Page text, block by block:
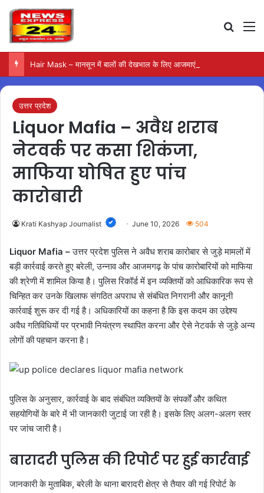
Hair Mask – मानसून में बालों की देखभाल के लिए आजमाएं अंडे का मास्क
उत्तर प्रदेश
Liquor Mafia – अवैध शराब
नेटवर्क पर कसा शिकंजा,
माफिया घोषित हुए पांच
कारोबारी
Krati Kashyap Journalist June 10, 2026 504
Liquor Mafia –उत्तर प्रदेश पुलिस ने अवैध शराब कारोबार से जुड़े मामलों में
बड़ी कार्रवाई करते हुए बरेली, उन्नाव और आजमगढ़ के पांच कारोबारियों को माफिया
की श्रेणी में शामिल किया है। पुलिस रिकॉर्ड में इन व्यक्तियों को आधिकारिक रूप से
चिन्हित कर उनके खिलाफ संगठित अपराध से संबंधित निगरानी और कानूनी
कार्रवाई शुरू कर दी गई है। अधिकारियों का कहना है कि इस कदम का उद्देश्य
अवैध गतिविधियों पर प्रभावी नियंत्रण स्थापित करना और ऐसे नेटवर्क से जुड़े अन्य
लोगों की पहचान करना है।
पुलिस के अनुसार, कार्रवाई के बाद संबंधित व्यक्तियों के संपर्कों और कथित
सहयोगियों के बारे में भी जानकारी जुटाई जा रही है। इसके लिए अलग-अलग स्तर
पर जांच जारी है।
बारादरी पुलिस की रिपोर्ट पर हुई कार्रवाई
जानकारी के मुताबिक, बरेली के थाना बारादरी क्षेत्र से तैयार की गई रिपोर्ट के